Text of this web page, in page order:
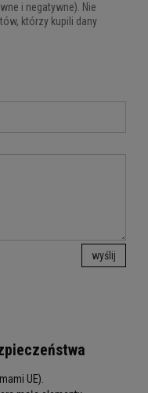
i negatywne). Nie
którzy kupili dany
wyślij
UE).